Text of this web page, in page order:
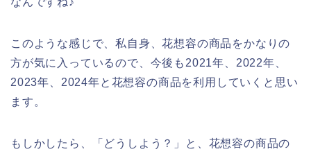
このような感じで、私自身、花想容の商品をかなりの
方が気に入っているので、今後も2021年、2022年、
2023年、2024年と花想容の商品を利用していくと思い
ます。
もしかしたら、「どうしよう？」と、花想容の商品の